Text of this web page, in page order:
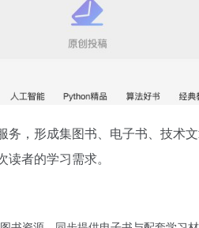
，形成集图书、电子书、技
者的学习需求。